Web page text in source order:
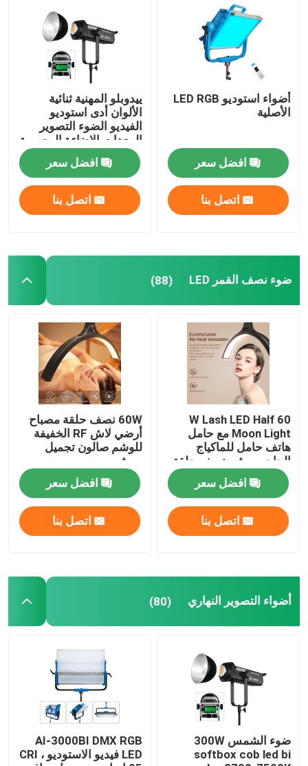
أضواء استوديو LED RGB
الأصلية
افضل سعر
اتصل بنا
ييدوبلو المهنية ثنائية
الألوان أدى استوديو
الفيديو الضوء التصوير
المعدات الإضاءة المصورة
الضوء مع 300W
افضل سعر
اتصل بنا
ضوء نصف القمر LED (88)
60 W Lash LED Half
Moon Light مع حامل
هاتف حامل للماكياج
الحاجب وشم نصف حلقة
مصباح
افضل سعر
اتصل بنا
60W نصف حلقة مصباح
أرضي لاش RF الخفيفة
للوشم صالون تجميل
رمش
افضل سعر
اتصل بنا
أضواء التصوير النهاري (80)
ضوء الشمس 300W
softbox cob led bi
AI-3000BI DMX RGB
LED فيديو الاستوديو ، CRI